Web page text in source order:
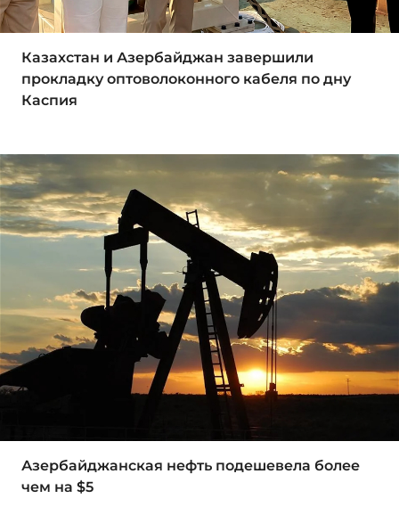
Казахстан и Азербайджан завершили
прокладку оптоволоконного кабеля по дну
Каспия
Азербайджанская нефть подешевела более
чем на $5